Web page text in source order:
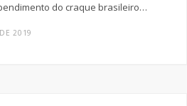
do craque brasileiro…
2019